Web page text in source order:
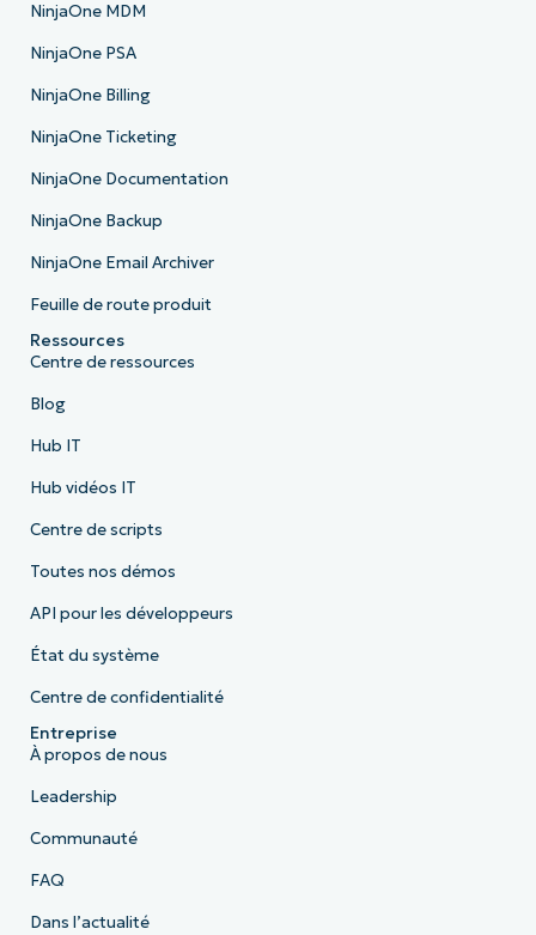
NinjaOne MDM
NinjaOne PSA
NinjaOne Billing
NinjaOne Ticketing
NinjaOne Documentation
NinjaOne Backup
NinjaOne Email Archiver
Feuille de route produit
Ressources
Centre de ressources
Blog
Hub IT
Hub vidéos IT
Centre de scripts
Toutes nos démos
API pour les développeurs
État du système
Centre de confidentialité
Entreprise
À propos de nous
Leadership
Communauté
FAQ
Dans l’actualité